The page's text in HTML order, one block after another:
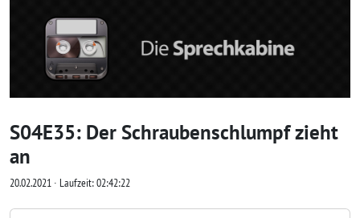
S04E35: Der Schraubenschlumpf zieht
an
20.02.2021 ∙ Laufzeit: 02:42:22